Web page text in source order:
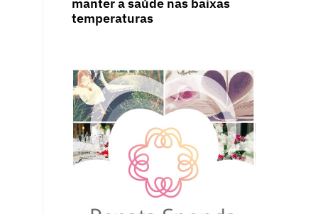
manter a saúde nas baixas
temperaturas